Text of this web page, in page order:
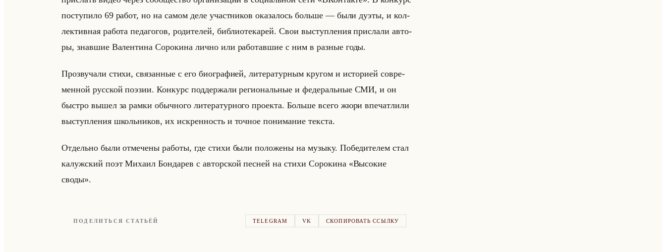
по­сту­пи­ло 69 работ, но на самом деле участ­ни­ков ока­за­лось больше — были дуэты, и кол­
лек­тив­ная ра­бо­та пе­да­го­гов, ро­ди­те­лей, биб­лио­те­ка­рей. Свои вы­ступ­ле­ния при­сла­ли ав­то­
ры, знав­шие Ва­лен­ти­на Со­ро­ки­на лично или ра­бо­тав­шие с ним в раз­ные годы.
Про­зву­ча­ли стихи, свя­зан­ные с его био­гра­фи­ей, ли­те­ра­тур­ным кру­гом и ис­то­ри­ей со­вре­
мен­ной рус­ской по­эзии. Кон­курс под­дер­жа­ли ре­ги­ональные и фе­де­ральные СМИ, и он
быст­ро вышел за рамки обыч­но­го ли­те­ра­тур­но­го про­ек­та. Больше всего жюри впе­чат­ли­ли
вы­ступ­ле­ния школьни­ков, их ис­крен­ность и точ­ное по­ни­ма­ние тек­ста.
От­дельно были от­ме­че­ны ра­бо­ты, где стихи были по­ло­же­ны на му­зы­ку. По­бе­ди­те­лем стал
ка­луж­ский поэт Ми­ха­ил Бон­да­рев с ав­тор­ской пес­ней на стихи Со­ро­ки­на «Высокие
своды».
ПОДЕЛИТЬСЯ СТАТЬЁЙ TELEGRAM VK СКОПИРОВАТЬ ССЫЛКУ